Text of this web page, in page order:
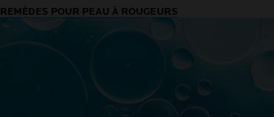
REMÈDES POUR PEAU À ROUGEURS